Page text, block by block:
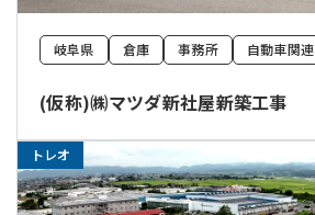
岐阜県 倉庫 事務所 自動車関連
(仮称)㈱マツダ新社屋新築工事
トレオ